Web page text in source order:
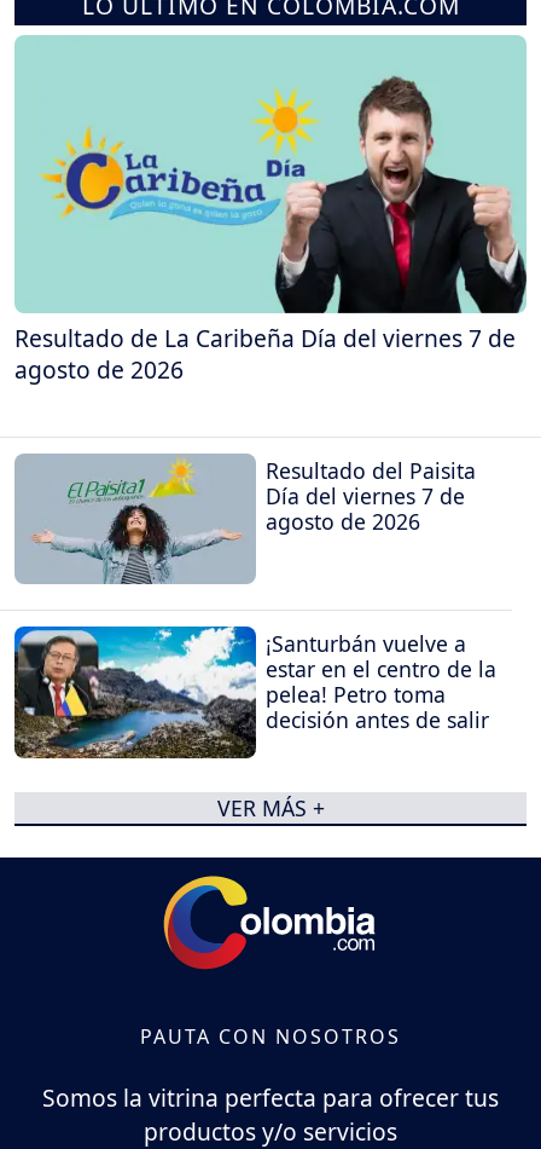
Resultado de La Caribeña Día del viernes 7 de
agosto de 2026
Resultado del Paisita
Día del viernes 7 de
agosto de 2026
¡Santurbán vuelve a
estar en el centro de la
pelea! Petro toma
decisión antes de salir
VER MÁS +
PAUTA CON NOSOTROS
Somos la vitrina perfecta para ofrecer tus
productos y/o servicios